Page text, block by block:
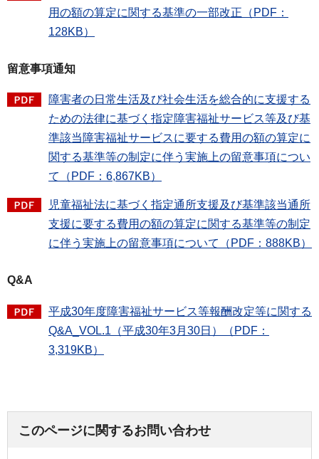
用の額の算定に関する基準の一部改正（PDF：
128KB）
留意事項通知
障害者の日常生活及び社会生活を総合的に支援する
ための法律に基づく指定障害福祉サービス等及び基
準該当障害福祉サービスに要する費用の額の算定に
関する基準等の制定に伴う実施上の留意事項につい
て（PDF：6,867KB）
児童福祉法に基づく指定通所支援及び基準該当通所
支援に要する費用の額の算定に関する基準等の制定
に伴う実施上の留意事項について（PDF：888KB）
Q&A
平成30年度障害福祉サービス等報酬改定等に関する
Q&A_VOL.1（平成30年3月30日）（PDF：
3,319KB）
このページに関するお問い合わせ